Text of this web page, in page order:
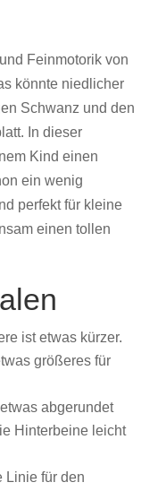
und Feinmotorik von
könnte niedlicher
Schwanz und den
In dieser
Kind einen
ein wenig
perfektfür kleine
einen tollen
ist etwas kürzer.
größeres für
abgerundet
Hinterbeine leicht
Linie für den